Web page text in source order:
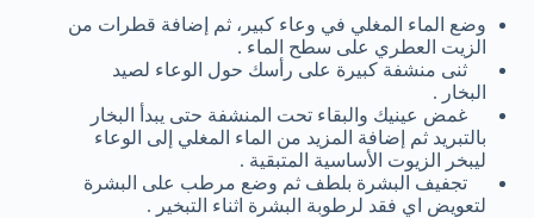
وضع الماء المغلي في وعاء كبير، ثم إضافة قطرات من
الزيت العطري على سطح الماء .
ثنى منشفة كبيرة على رأسك حول الوعاء لصيد
البخار .
غمض عينيك والبقاء تحت المنشفة حتى يبدأ البخار
بالتبريد ثم إضافة المزيد من الماء المغلي إلى الوعاء
ليبخر الزيوت الأساسية المتبقية .
تجفيف البشرة بلطف ثم وضع مرطب على البشرة
لتعويض اي فقد لرطوبة البشرة اثناء التبخير .